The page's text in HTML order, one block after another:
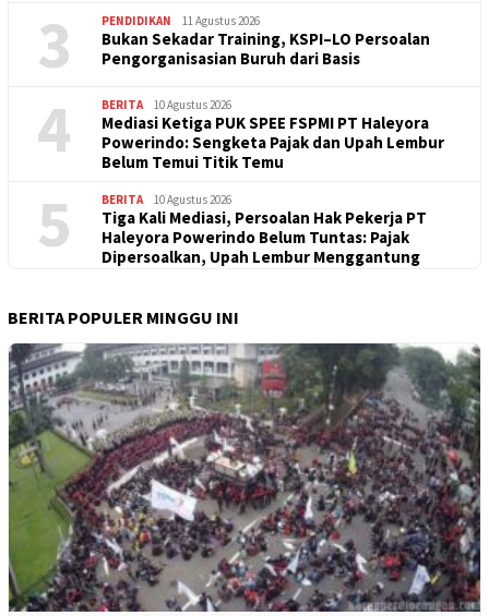
3 PENDIDIKAN 11 Agustus 2026
Bukan Sekadar Training, KSPI–LO Persoalan
Pengorganisasian Buruh dari Basis
4 BERITA 10 Agustus 2026
Mediasi Ketiga PUK SPEE FSPMI PT Haleyora
Powerindo: Sengketa Pajak dan Upah Lembur
Belum Temui Titik Temu
5 BERITA 10 Agustus 2026
Tiga Kali Mediasi, Persoalan Hak Pekerja PT
Haleyora Powerindo Belum Tuntas: Pajak
Dipersoalkan, Upah Lembur Menggantung
BERITA POPULER MINGGU INI